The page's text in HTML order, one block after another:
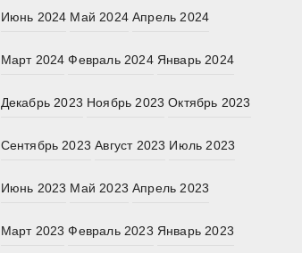
Июнь 2024 Май 2024 Апрель 2024
Март 2024 Февраль 2024 Январь 2024
Декабрь 2023 Ноябрь 2023 Октябрь 2023
Сентябрь 2023 Август 2023 Июль 2023
Июнь 2023 Май 2023 Апрель 2023
Март 2023 Февраль 2023 Январь 2023